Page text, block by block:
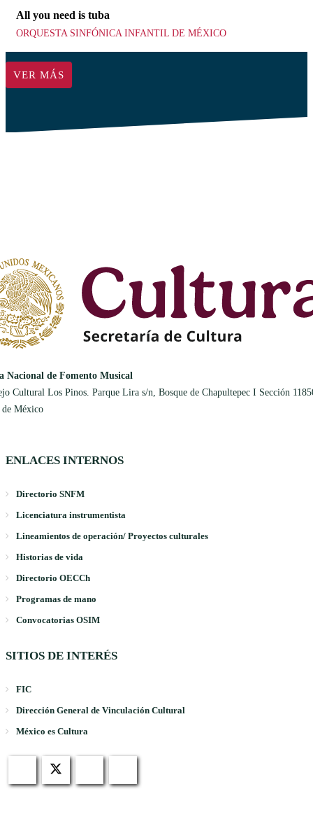
All you need is tuba
ORQUESTA SINFÓNICA INFANTIL DE MÉXICO
VER MÁS
Nacional de Fomento Musical
Cultural Los Pinos. Parque Lira s/n, Bosque de Chapultepec I Sección
de México
ENLACES INTERNOS
Directorio SNFM
Licenciatura instrumentista
Lineamientos de operación/ Proyectos culturales
Historias de vida
Directorio OECCh
Programas de mano
Convocatorias OSIM
SITIOS DE INTERÉS
FIC
Dirección General de Vinculación Cultural
México es Cultura